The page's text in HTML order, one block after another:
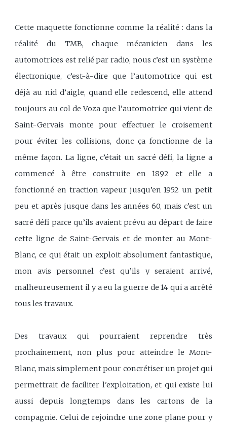
Cette maquette fonctionne comme la réalité : dans la
réalité du TMB, chaque mécanicien dans les
automotrices est relié par radio, nous c’est un système
électronique, c’est-à-dire que l’automotrice qui est
déjà au nid d’aigle, quand elle redescend, elle attend
toujours au col de Voza que l’automotrice qui vient de
Saint-Gervais monte pour effectuer le croisement
pour éviter les collisions, donc ça fonctionne de la
même façon. La ligne, c’était un sacré défi, la ligne a
commencé à être construite en 1892 et elle a
fonctionné en traction vapeur jusqu’en 1952 un petit
peu et après jusque dans les années 60, mais c’est un
sacré défi parce qu’ils avaient prévu au départ de faire
cette ligne de Saint-Gervais et de monter au Mont-
Blanc, ce qui était un exploit absolument fantastique,
mon avis personnel c’est qu’ils y seraient arrivé,
malheureusement il y a eu la guerre de 14 qui a arrêté
tous les travaux.
Des travaux qui pourraient reprendre très
prochainement, non plus pour atteindre le Mont-
Blanc, mais simplement pour concrétiser un projet qui
permettrait de faciliter l'exploitation, et qui existe lui
aussi depuis longtemps dans les cartons de la
compagnie. Celui de rejoindre une zone plane pour y